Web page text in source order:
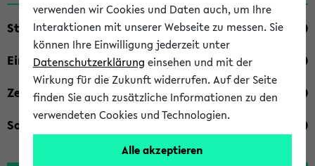
Studienfach
Einrichtung
Zeiten
Sonstiges
verwenden wir Cookies und Daten auch, um Ihre
Interaktionen mit unserer Webseite zu messen. Sie
können Ihre Einwilligung jederzeit unter
Datenschutzerklärung einsehen und mit der
Wirkung für die Zukunft widerrufen. Auf der Seite
finden Sie auch zusätzliche Informationen zu den
verwendeten Cookies und Technologien.
Alle akzeptieren